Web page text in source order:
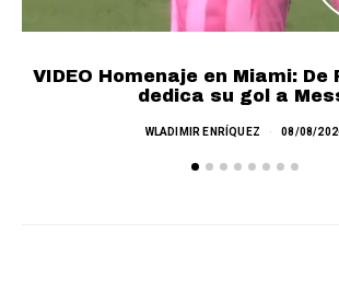
VIDEO Homenaje en Miami: De
dedica su gol a
WLADIMIR ENRÍQUEZ 08/08/